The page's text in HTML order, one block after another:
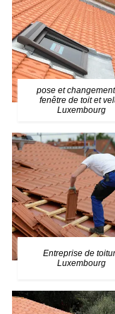
pose et
fenêtre de toit et
Luxembourg
Entreprise de
Luxembourg